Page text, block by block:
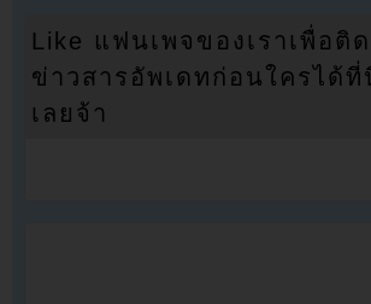
Like แฟนเพจของเราเพื่อติ
ข่าวสารอัพเดทก่อนใครได้ที่
เลยจ้า